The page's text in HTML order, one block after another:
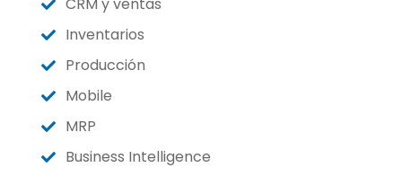
Inventarios
Producción
Mobile
MRP
Business Intelligence